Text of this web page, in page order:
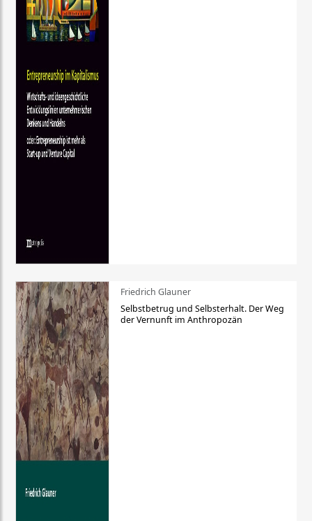
Friedrich Glauner
Selbstbetrug und Selbsterhalt. Der Weg
der Vernunft im Anthropozän